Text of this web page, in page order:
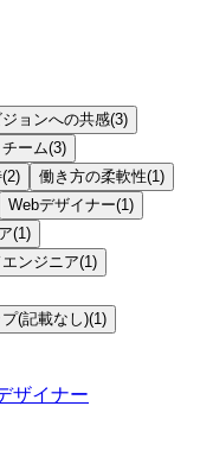
ョンへの共感(3)
ーム(3)
(2) 働き方の柔軟性(1)
Webデザイナー(1)
(1)
ンジニア(1)
(記載なし)(1)
ザイナー